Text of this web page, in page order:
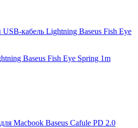
Baseus Fish Eye Spring 1m